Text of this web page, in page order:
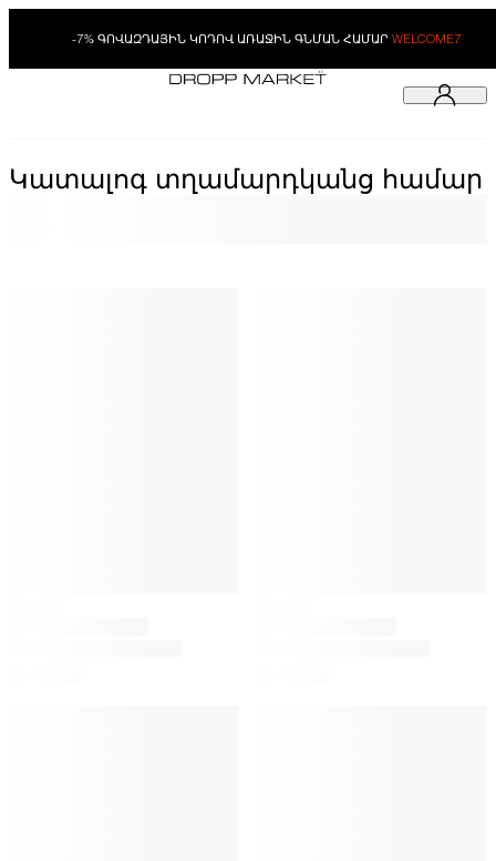
-7% ԳՈՎԱԶԴԱՅԻՆ ԿՈԴՈՎ ԱՌԱՋԻՆ ԳՆՄԱՆ ՀԱՄԱՐ WELCOME7
Կատալոգ տղամարդկանց համար